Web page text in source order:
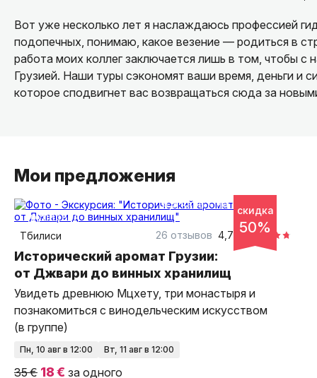
Вот уже несколько лет я наслаждаюсь профессией
подопечных, понимаю, какое везение — родиться в
работа моих коллег заключается лишь в том, чтобы с
Грузией. Наши туры сэкономят ваши время, деньги и
которое сподвигнет вас возвращаться сюда за
Мои предложения
скидка
50%
4,5 часа
на автобусе
групповая
Тбилиси
4,77
26 отзывов
Исторический аромат Грузии:
от Джвари до винных хранилищ
Увидеть древнюю Мцхету, три монастыря и
познакомиться с винодельческим искусством
(в группе)
пн, 10 авг в 12:00 вт, 11 авг в 12:00
35 € 18 € за одного